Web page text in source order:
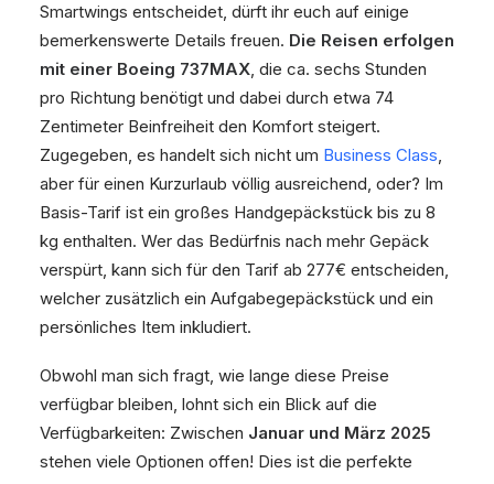
Smartwings entscheidet, dürft ihr euch auf einige
bemerkenswerte Details freuen. Die Reisen erfolgen
mit einer Boeing 737MAX, die ca. sechs Stunden
pro Richtung benötigt und dabei durch etwa 74
Zentimeter Beinfreiheit den Komfort steigert.
Zugegeben, es handelt sich nicht um Business Class,
aber für einen Kurzurlaub völlig ausreichend, oder? Im
Basis-Tarif ist ein großes Handgepäckstück bis zu 8
kg enthalten. Wer das Bedürfnis nach mehr Gepäck
verspürt, kann sich für den Tarif ab 277€ entscheiden,
welcher zusätzlich ein Aufgabegepäckstück und ein
persönliches Item inkludiert.
Obwohl man sich fragt, wie lange diese Preise
verfügbar bleiben, lohnt sich ein Blick auf die
Verfügbarkeiten: Zwischen Januar und März 2025
stehen viele Optionen offen! Dies ist die perfekte